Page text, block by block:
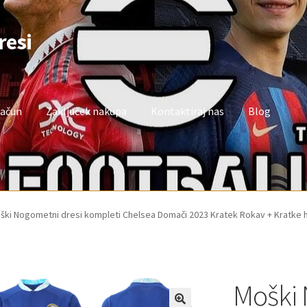
Zaključek nakupa Kontaktiraj nas Blog
račun Trgovina Zaključek nakupa
Nogometni dresi kompleti Chelsea Domači 2023 Kratek Rokav + Kratke